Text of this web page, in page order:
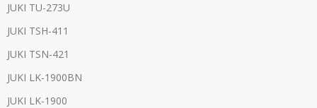
JUKI TU-273U
JUKI TSH-411
JUKI TSN-421
JUKI LK-1900BN
JUKI LK-1900